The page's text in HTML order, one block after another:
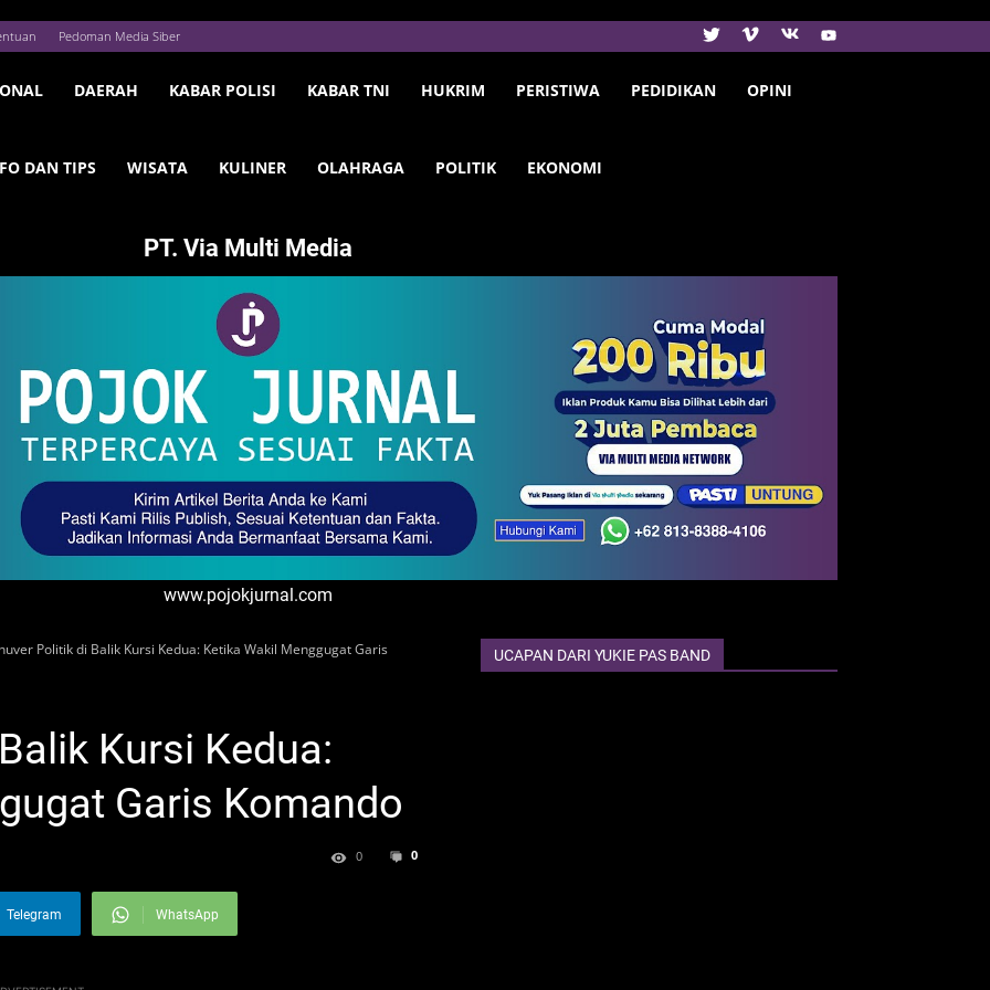
Pedoman Media Siber
DAERAH KABAR POLISI KABAR TNI HUKRIM PERISTIWA PEDIDIKAN OPINI
DAN TIPS WISATA KULINER OLAHRAGA POLITIK EKONOMI
PT. Via Multi Media
www.pojokjurnal.com
Politik di Balik Kursi Kedua: Ketika Wakil Menggugat Garis
Kursi Kedua:
Garis Komando
0
0
Telegram WhatsApp
UCAPAN DARI YUKIE PAS BAND